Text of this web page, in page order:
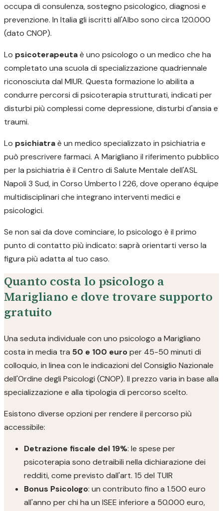
occupa di consulenza, sostegno psicologico, diagnosi e
prevenzione. In Italia gli iscritti all'Albo sono circa 120.000
(dato CNOP).
Lo psicoterapeutaè uno psicologo o un medico che ha
completato una scuola di specializzazione quadriennale
riconosciuta dal MIUR. Questa formazione lo abilita a
condurre percorsi di psicoterapia strutturati, indicati per
disturbi più complessi come depressione, disturbi d'ansia e
traumi.
Lo psichiatraè un medico specializzato in psichiatria e
può prescrivere farmaci. A Marigliano il riferimento pubblico
per la psichiatria è il Centro di Salute Mentale dell'ASL
Napoli 3 Sud, in Corso Umberto I 226, dove operano équipe
multidisciplinari che integrano interventi medici e
psicologici.
Se non sai da dove cominciare, lo psicologo è il primo
punto di contatto più indicato: saprà orientarti verso la
figura più adatta al tuo caso.
Quanto costa lo psicologo a
Marigliano e dove trovare supporto
gratuito
Una seduta individuale con uno psicologo a Marigliano
costa in media tra 50 e 100 europer 45-50 minuti di
colloquio, in linea con le indicazioni del Consiglio Nazionale
dell'Ordine degli Psicologi (CNOP). Il prezzo varia in base alla
specializzazione e alla tipologia di percorso scelto.
Esistono diverse opzioni per rendere il percorso più
accessibile:
Detrazione fiscale del 19%: le spese per
psicoterapia sono detraibili nella dichiarazione dei
redditi, come previsto dall'art. 15 del TUIR
Bonus Psicologo: un contributo fino a 1.500 euro
all'anno per chi ha un ISEE inferiore a 50.000 euro,